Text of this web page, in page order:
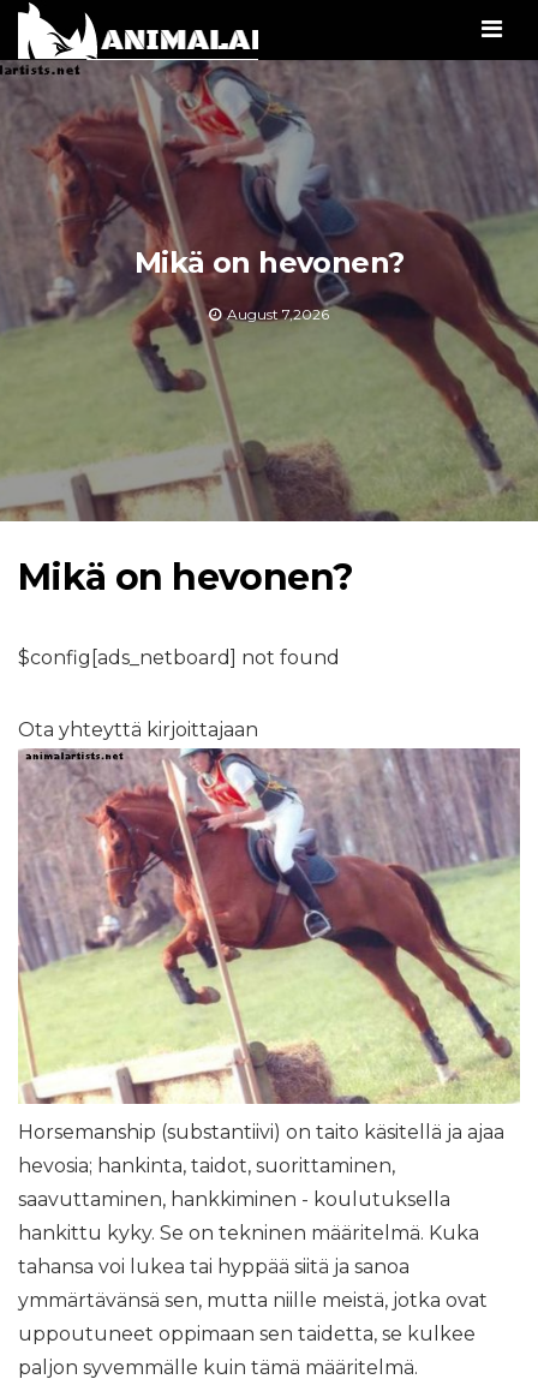
Mikä on hevonen?
August 7,2026
Mikä on hevonen?
$config[ads_netboard] not found
Ota yhteyttä kirjoittajaan
Horsemanship (substantiivi) on taito käsitellä ja ajaa
hevosia; hankinta, taidot, suorittaminen,
saavuttaminen, hankkiminen - koulutuksella
hankittu kyky. Se on tekninen määritelmä. Kuka
tahansa voi lukea tai hyppää siitä ja sanoa
ymmärtävänsä sen, mutta niille meistä, jotka ovat
uppoutuneet oppimaan sen taidetta, se kulkee
paljon syvemmälle kuin tämä määritelmä.